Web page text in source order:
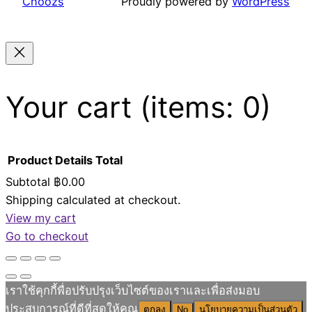
Your cart (items: 0)
Products
in
cart
Product Details Total
Subtotal ฿0.00
Shipping calculated at checkout.
View my cart
Go to checkout
เราใช้คุกกี้พื่อปรับปรุงเว็บไซต์ของเราและเพื่อส่งมอบ
ประสบการณ์ที่ดีที่สุดให้คุณ ตกลง No นโยบายความเป็นส่วนตัว